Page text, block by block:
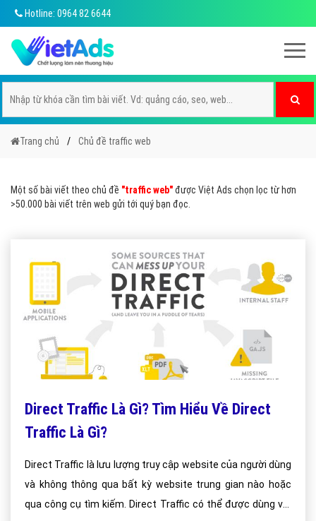
Hotline: 0964 82 6644
Trang chủ Chủ đề traffic web
Một số bài viết theo chủ đề "traffic web"được Việt Ads chọn lọc từ hơn
>50.000 bài viết trên web gửi tới quý bạn đọc.
Direct Traffic Là Gì? Tìm Hiểu Về Direct
Traffic Là Gì?
Direct Traffic là lưu lượng truy cập website của người dùng
và không thông qua bất kỳ website trung gian nào hoặc
qua công cụ tìm kiếm. Direct Traffic có thể được dùng với